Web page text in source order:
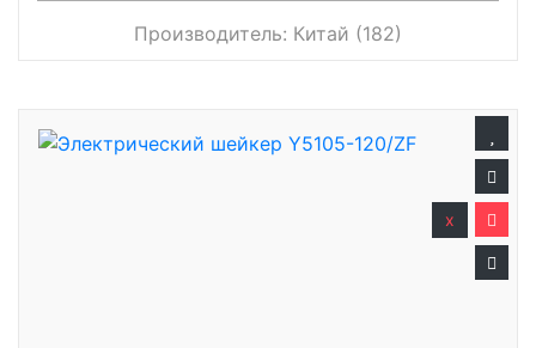
Производитель: Китай (182)
x